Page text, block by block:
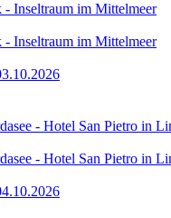
Inseltraum im Mittelmeer
Inseltraum im Mittelmeer
- Hotel San Pietro in
- Hotel San Pietro in